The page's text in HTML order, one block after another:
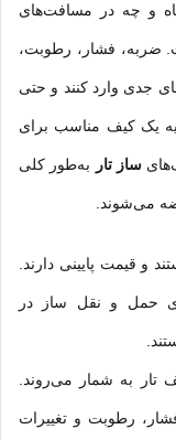
و چه در مسافت‌های
ضربه، فشار، رطوبت،
جدی وارد کنند و حتی
یک کیف مناسب برای
ساز تار به‌طور کلی
می‌شوند.
و قیمت پایینی دارند.
حمل و نقل ساز در
تار به شمار می‌روند.
رطوبت و تغییرات